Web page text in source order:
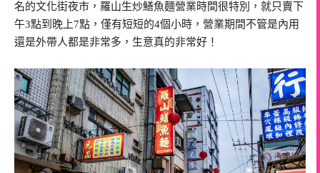
名的文化街夜市，羅山生炒鱔魚麵營業時間很特別，就只賣下
午3點到晚上7點，僅有短短的4個小時，營業期間不管是內用
還是外帶人都是非常多，生意真的非常好！